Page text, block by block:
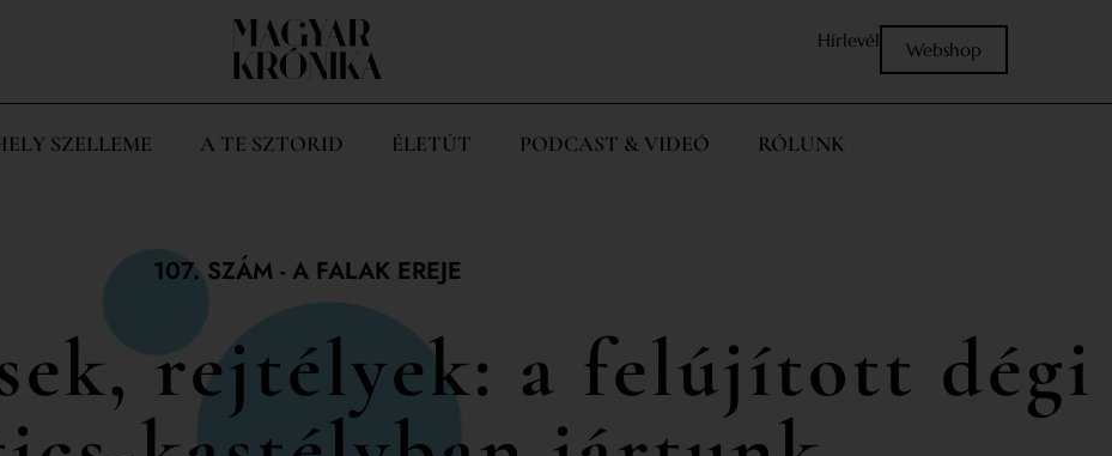
Hírlevél Webshop
SZELLEME A TE SZTORID ÉLETÚT PODCAST & VIDEÓ RÓLUNK
107. SZÁM - A FALAK EREJE
rejtélyek: a felújított dégi